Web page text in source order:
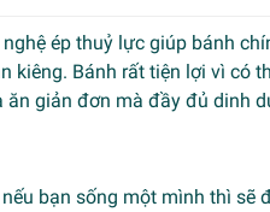
ép thuỷ lực giúp bánh
kiêng. Bánh rất tiện lợi vì có
ăn giản đơn mà đầy đủ dinh
nếu bạn sống một mình thì sẽ